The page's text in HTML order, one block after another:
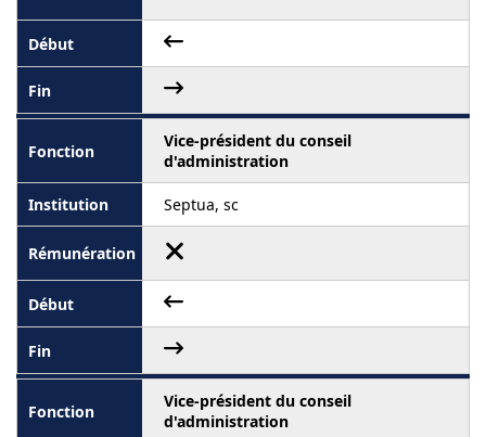
Vice-président du conseil
d'administration
Septua, sc
Vice-président du conseil
d'administration